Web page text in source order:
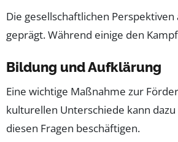
Die gesellschaftlichen
geprägt. Während einige den
Bildung und Aufklärung
Eine wichtige Maßnahme zur
kulturellen Unterschiede kann
diesen Fragen beschäftigen.